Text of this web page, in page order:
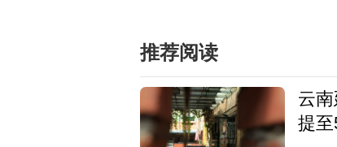
推荐阅读
云
提